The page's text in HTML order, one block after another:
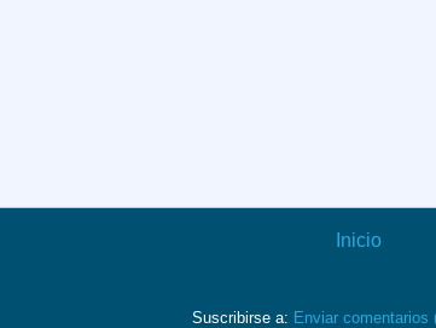
Inicio
Suscribirse a: Enviar comentarios